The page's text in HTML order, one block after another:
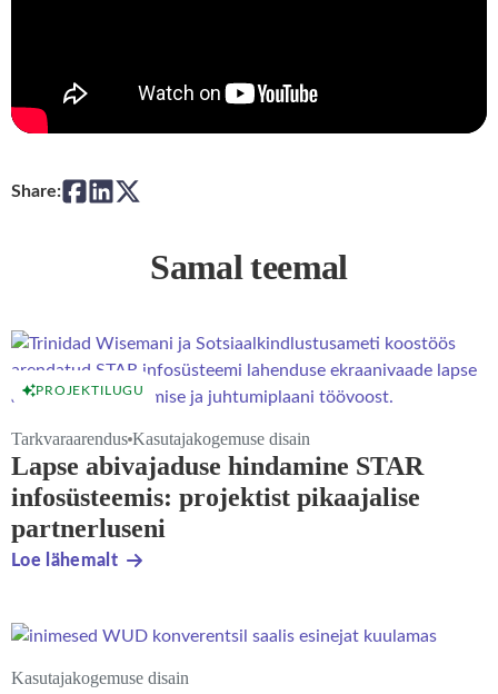
Share:
Samal teemal
PROJEKTILUGU
Tarkvaraarendus Kasutajakogemuse disain
Lapse abivajaduse hindamine STAR
infosüsteemis: projektist pikaajalise
partnerluseni
Loe lähemalt
Kasutajakogemuse disain